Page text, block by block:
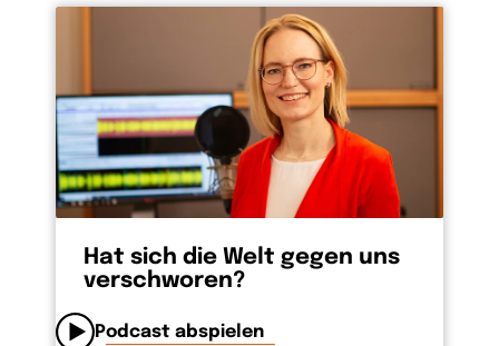
Hat sich die Welt gegen uns
verschworen?
Podcast abspielen